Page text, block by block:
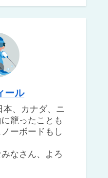
ール
、カナダ、ニ
籠ったことも
ーボードもし
なさん、よろ